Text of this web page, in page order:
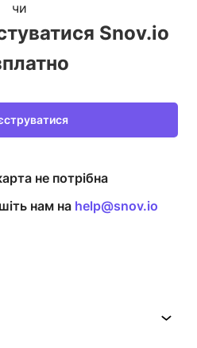
чи
Snov.io
не потрібна
нам на help@snov.io